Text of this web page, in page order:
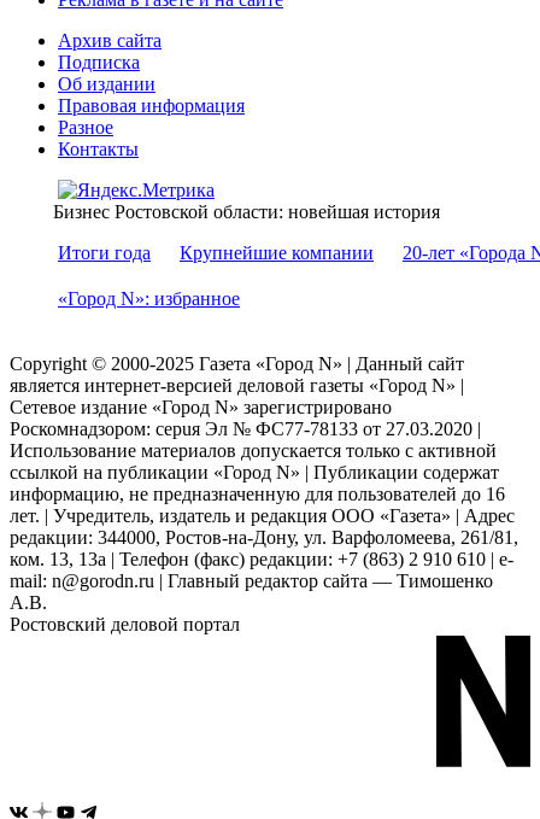
Архив сайта
Подписка
Об издании
Правовая информация
Разное
Контакты
Бизнес Ростовской области: новейшая история
Итоги года
Крупнейшие компании 20-лет «Города
«Город N»: избранное
Copyright © 2000-2025 Газета «Город N» | Данный сайт
является интернет-версией деловой газеты «Город N» |
Сетевое издание «Город N» зарегистрировано
Роскомнадзором: серuя Эл № ФС77-78133 от 27.03.2020 |
Использование материалов допускается только с активной
ссылкой на публикации «Город N» | Публикации содержат
информацию, не предназначенную для пользователей до 16
лет. | Учредитель, издатель и редакция ООО «Газета» | Адрес
редакции: 344000, Ростов-на-Дону, ул. Варфоломеева, 261/81,
ком. 13, 13а | Телефон (факс) редакции: +7 (863) 2 910 610 | e-
mail: n@gorodn.ru | Главный редактор сайта — Тимошенко
А.В.
Ростовский деловой портал